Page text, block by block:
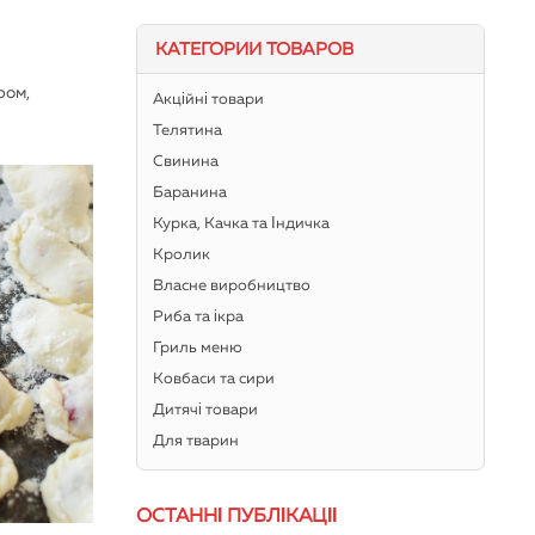
КАТЕГОРИИ ТОВАРОВ
Акційні товари
Телятина
Свинина
Баранина
Курка, Качка та Індичка
Кролик
Власне виробництво
Риба та ікра
Гриль меню
Ковбаси та сири
Дитячі товари
Для тварин
ОСТАННІ ПУБЛІКАЦІЇ